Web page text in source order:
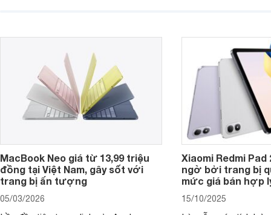
MacBook đáng cân nhắc dành cho
MacBook Neo giá từ 13,99 triệu
đồng tại Việt Nam, gây sốt với
trang bị ấn tượng
05/03/2026
Xiaomi Redmi Pad
ngờ bởi trang bị
mức giá bán hợp
15/10/2025